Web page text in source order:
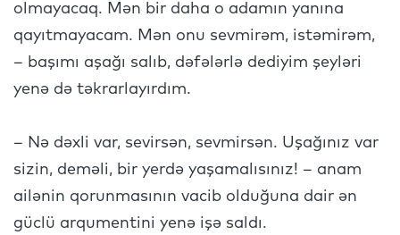
olmayacaq. Mən bir daha o adamın yanına
qayıtmayacam. Mən onu sevmirəm, istəmirəm,
– başımı aşağı salıb, dəfələrlə dediyim şeyləri
yenə də təkrarlayırdım.
– Nə dəxli var, sevirsən, sevmirsən. Uşağınız var
sizin, deməli, bir yerdə yaşamalısınız! – anam
ailənin qorunmasının vacib olduğuna dair ən
güclü arqumentini yenə işə saldı.